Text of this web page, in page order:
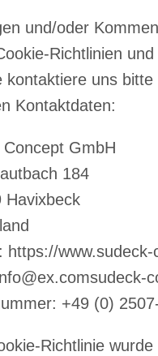
und/oder
Richtlinien
kontaktiere uns
Kontaktdaten:
GmbH
184
Havixbeck
https://
ex.comsudeck-
+49 (0)
Richtlinie wurde